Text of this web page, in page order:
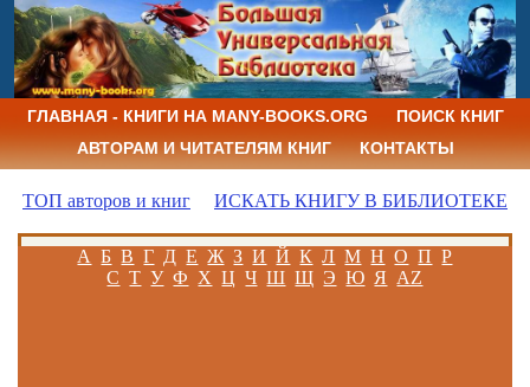
ГЛАВНАЯ - КНИГИ НА MANY-BOOKS.ORG
ПОИСК КНИГ
АВТОРАМ И ЧИТАТЕЛЯМ КНИГ
КОНТАКТЫ
ТОП авторов и книг ИСКАТЬ КНИГУ В БИБЛИОТЕКЕ
А Б В Г Д Е Ж З И Й К Л М Н О П Р
С Т У Ф Х Ц Ч Ш Щ Э Ю Я AZ